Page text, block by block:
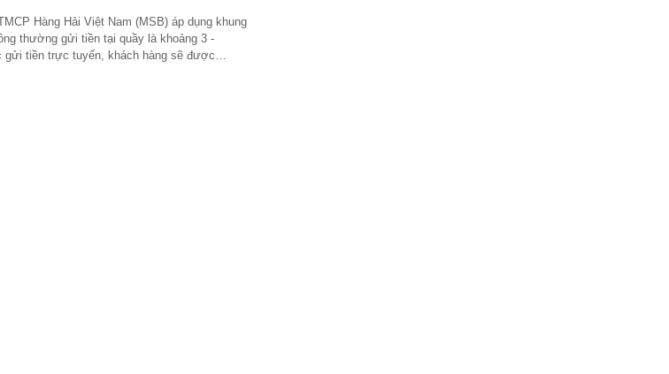
8, giá Omoda C5 từ 459,1
lát kín sân bằng gạch? 2
dần trở thành xu hướng
Hàng Hải Việt Nam (MSB) áp dụng khung
thường gửi tiền tại quầy là khoảng 3 -
gửi tiền trực tuyến, khách hàng sẽ được…